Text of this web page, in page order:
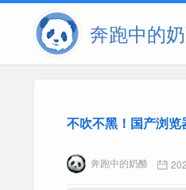
奔跑中的
不吹不黑！国产浏
奔跑中的奶酪